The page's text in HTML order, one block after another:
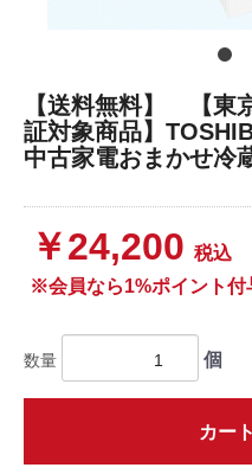
【送料無料】 【東
証対象商品】
中古家電おまかせ冷
￥24,200 税込
※会員なら1%ポイント付
数量 個
カー